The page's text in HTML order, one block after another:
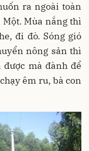
ra ngoài toàn
Mùa nắng thì
đi đò. Sóng gió
nông sản thì
mà đành để
êm ru, bà con